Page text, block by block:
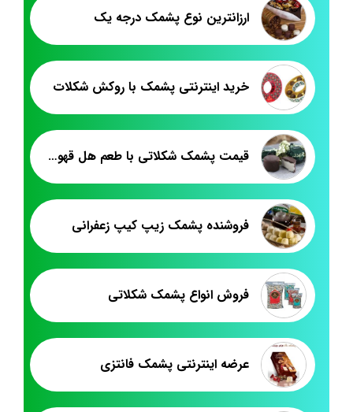
ارزانترین نوع پشمک درجه یک
خرید اینترنتی پشمک با روکش شکلات
قیمت پشمک شکلاتی با طعم هل قهوه زعفرانی
فروشنده پشمک زیپ کیپ زعفرانی
فروش انواع پشمک شکلاتی
عرضه اینترنتی پشمک فانتزی